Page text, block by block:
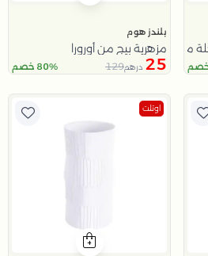
من عسيب
بلندز هوم
مزهرية بيج من أورورا
25 درهم129 80% خصم
اوتلت